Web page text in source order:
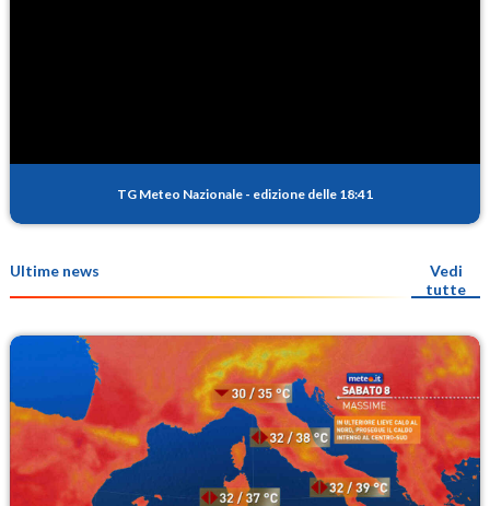
TG Meteo Nazionale - edizione delle 18:41
Ultime news
Vedi
tutte